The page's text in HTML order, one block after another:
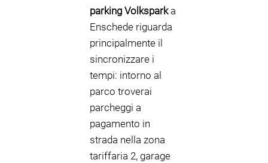
parking Volksparka
Enschede riguarda
principalmente il
sincronizzare i
tempi: intorno al
parco troverai
parcheggi a
pagamento in
strada nella zona
tariffaria 2, garage